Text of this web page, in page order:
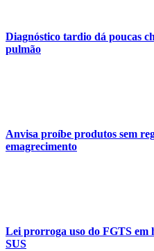
Diagnóstico tardio dá poucas
pulmão
Anvisa proíbe produtos sem
emagrecimento
Lei prorroga uso do FGTS em
SUS